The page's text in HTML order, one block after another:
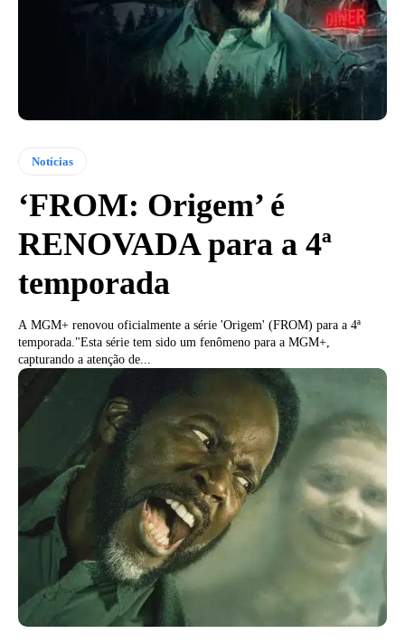
Notícias
‘FROM: Origem’ é
RENOVADA para a 4ª
temporada
A MGM+ renovou oficialmente a série 'Origem' (FROM) para a 4ª
temporada."Esta série tem sido um fenômeno para a MGM+,
capturando a atenção de...